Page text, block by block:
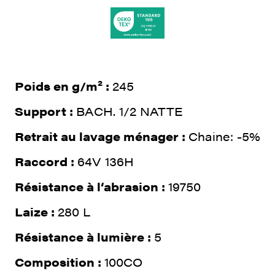
Poids en g/m² : 245
Support : BACH. 1/2 NATTE
Retrait au lavage ménager : Chaine: -5%
Raccord : 64V 136H
Résistance à l‘abrasion : 19750
Laize : 280 L
Résistance à lumière : 5
Composition : 100CO